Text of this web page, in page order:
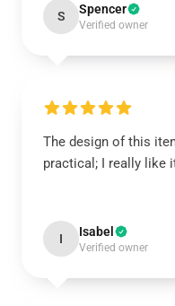
S Spencer
Verified owner
The design of this
practical; I really like
I Isabel
Verified owner